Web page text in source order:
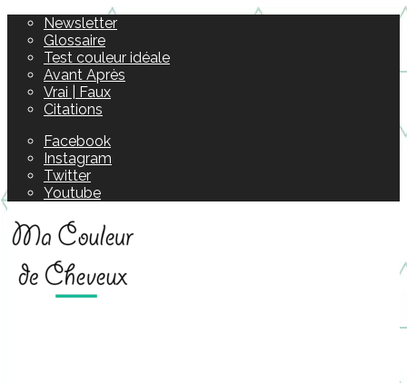
Newsletter
Glossaire
Test couleur idéale
Avant Après
Vrai | Faux
Citations
Facebook
Instagram
Twitter
Youtube